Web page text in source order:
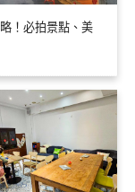
！必拍景點、美